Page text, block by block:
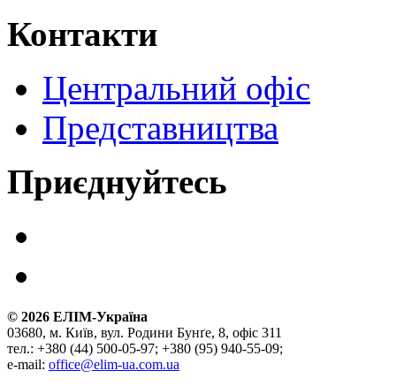
Контакти
Центральний офіс
Представництва
Приєднуйтесь
© 2026 ЕЛІМ-Україна
03680, м. Київ, вул. Родини Бунґе, 8, офіс 311
тел.: +380 (44) 500-05-97; +380 (95) 940-55-09;
e-mail: office@elim-ua.com.ua